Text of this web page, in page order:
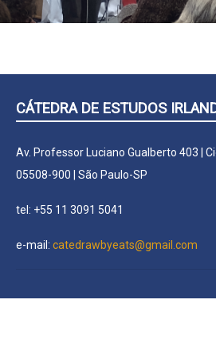
CÁTEDRA DE ESTUDOS
Av. Professor Luciano Gualberto 403 |
05508-900 | São Paulo-SP
tel: +55 11 3091 5041
e-mail: catedrawbyeats@gmail.com